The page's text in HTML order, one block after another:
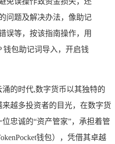
问题及解决办法，像助记
误等，按该指南操作，用
钱包助记词导入，开启钱
的时代,数字货币以其独特的
越多投资者的目光，在数字货
忠诚的“资产管家”，承担着管
钱包），凭借其卓越